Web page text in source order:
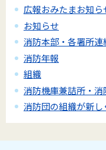
広報おみたまお知
お知らせ
消防本部・各署所連
消防年報
組織
消防機庫兼詰所・
消防団の組織が新